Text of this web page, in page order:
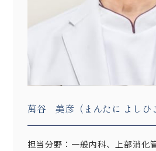
萬谷 美彦（まんたに よしひ
担当分野：一般内科、上部消化